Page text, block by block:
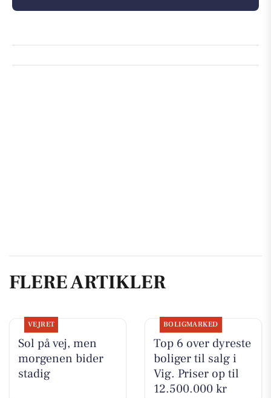
FLERE ARTIKLER
VEJRET
Sol på vej, men
morgenen bider
stadig
BOLIGMARKED
Top 6 over dyreste
boliger til salg i
Vig. Priser op til
12.500.000 kr